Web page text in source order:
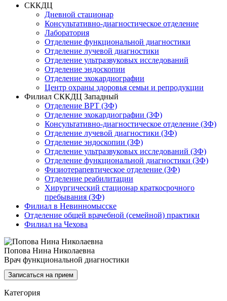
СККДЦ
Дневной стационар
Консультативно-диагностическое отделение
Лаборатория
Отделение функциональной диагностики
Отделение лучевой диагностики
Отделение ультразвуковых исследований
Отделение эндоскопии
Отделение эхокардиографии
Центр охраны здоровья семьи и репродукции
Филиал СККДЦ Западный
Отделение ВРТ (ЗФ)
Отделение эхокардиографии (ЗФ)
Консультативно-диагностическое отделение (ЗФ)
Отделение лучевой диагностики (ЗФ)
Отделение эндоскопии (ЗФ)
Отделение ультразвуковых исследований (ЗФ)
Отделение функциональной диагностики (ЗФ)
Физиотерапевтическое отделение (ЗФ)
Отделение реабилитации
Хирургический стационар краткосрочного
пребывания (ЗФ)
Филиал в Невинномысске
Отделение общей врачебной (семейной) практики
Филиал на Чехова
Попова Нина Николаевна
Врач функциональной диагностики
Записаться на прием
Категория